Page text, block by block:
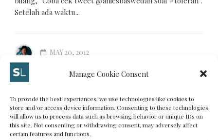
Manage Cookie Consent
To provide the best experiences, we use technologies like cookies to
store and/or access device information. Consenting to these technologies
will allow us to process data such as browsing behavior or unique IDs on
this site. Not consenting or withdrawing consent, may adversely affect
certain features and functions.
Setelah ada waktu...
MORE
MAY 20, 2012
INTERNET GOVERNANCE AND TECHNOLOGY